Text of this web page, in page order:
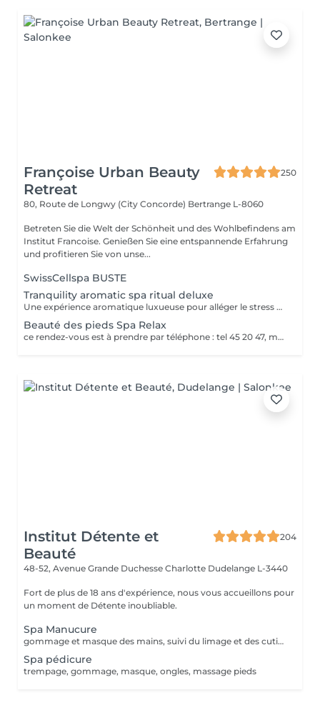
Françoise Urban Beauty
Retreat
250
80, Route de Longwy (City Concorde) Bertrange L-8060
Betreten Sie die Welt der Schönheit und des Wohlbefindens am
Institut Francoise. Genießen Sie eine entspannende Erfahrung
und profitieren Sie von unse...
SwissCellspa BUSTE
Tranquility aromatic spa ritual deluxe
Une expérience aromatique luxueuse pour alléger le stress et la tension. Ce massage relaxera votre corps et votre esprit en profondeur. Il vous procurera un sentiment agréable de bien-être, de décontraction des muscles, une meilleure circulation sanguine, de l'hydratation et de la tonicité.
Beauté des pieds Spa Relax
ce rendez-vous est à prendre par téléphone : tel 45 20 47, merci
Institut Détente et
Beauté
204
48-52, Avenue Grande Duchesse Charlotte Dudelange L-3440
Fort de plus de 18 ans d'expérience, nous vous accueillons pour
un moment de Détente inoubliable.
Spa Manucure
gommage et masque des mains, suivi du limage et des cuticules, et massage des mains
Spa pédicure
trempage, gommage, masque, ongles, massage pieds